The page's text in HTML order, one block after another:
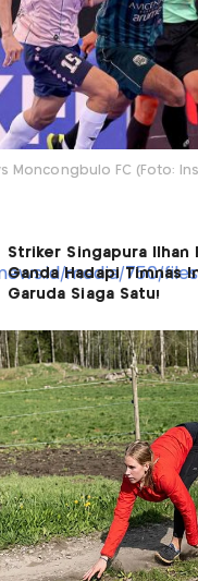
Moncongbulo FC (Foto:
Striker Singapura Ilhan
Ganda Hadapi Timnas
Garuda Siaga Satu!